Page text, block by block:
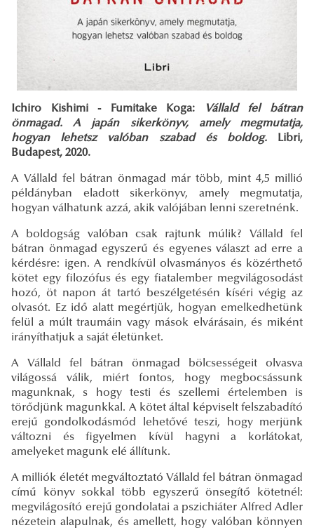
Ichiro Kishimi - Fumitake Koga:
Vállald fel bátran
önmagad. A japán sikerkönyv, amely megmutatja,
hogyan lehetsz valóban szabad és boldog.Libri,
Budapest, 2020.
A Vállald fel bátran önmagad már több, mint 4,5 millió
példányban eladott sikerkönyv, amely megmutatja,
hogyan válhatunk azzá, akik valójában lenni szeretnénk.
A boldogság valóban csak rajtunk múlik? Vállald fel
bátran önmagad egyszerű és egyenes választ ad erre a
kérdésre: igen. A rendkívül olvasmányos és közérthető
kötet egy filozófus és egy fiatalember megvilágosodást
hozó, öt napon át tartó beszélgetésén kíséri végig az
olvasót. Ez idő alatt megértjük, hogyan emelkedhetünk
felül a múlt traumáin vagy mások elvárásain, és miként
irányíthatjuk a saját életünket.
A Vállald fel bátran önmagad bölcsességeit olvasva
világossá válik, miért fontos, hogy megbocsássunk
magunknak, s hogy testi és szellemi értelemben is
törődjünk magunkkal. A kötet által képviselt felszabadító
erejű gondolkodásmód lehetővé teszi, hogy merjünk
változni és figyelmen kívül hagyni a korlátokat,
amelyeket magunk elé állítunk.
A milliók életét megváltoztató Vállald fel bátran önmagad
című könyv sokkal több egyszerű önsegítő kötetnél:
megvilágosító erejű gondolatai a pszichiáter Alfred Adler
nézetein alapulnak, és amellett, hogy valóban könnyen